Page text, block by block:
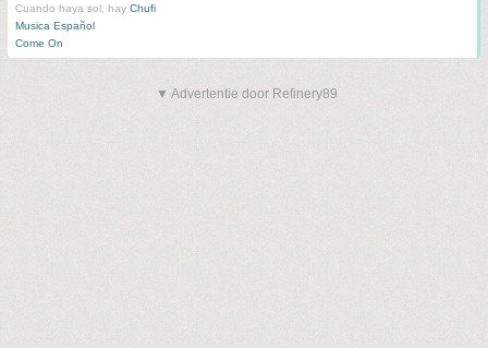
Cuando haya sol, hay Chufi
Musica Español
Come On
▼ Advertentie door Refinery89